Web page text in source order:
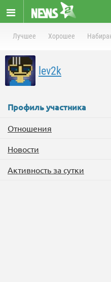
Лучшее Хорошее
lev2k
Профиль участника
Отношения
Новости
Активность за сутки